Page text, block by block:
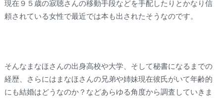
現在９５歳の寂聴さんの移動手段などを手配したりとかなり信
頼されている女性で最近では本も出されたそうなのです。
そんなまなほさんの出身高校や大学、そして秘書になるまでの
経歴、さらにはまなほさんの兄弟や姉妹現在彼氏がいて年齢的
にも結婚はどうなのか？などあらゆる角度から調査していきま